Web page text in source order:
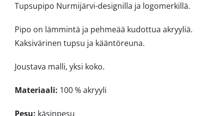
Tupsupipo Nurmijärvi-designilla ja logomerkillä.
Pipo on lämmintä ja pehmeää kudottua akryyliä.
Kaksivärinen tupsu ja kääntöreuna.
Joustava malli, yksi koko.
Materiaali: 100 % akryyli
Pesu: käsinpesu